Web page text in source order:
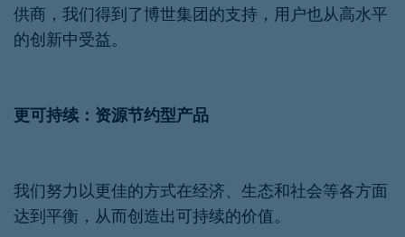
供商，我们得到了博世集团的支持，用户也从高水平
的创新中受益。
更可持续：资源节约型产品
我们努力以更佳的方式在经济、生态和社会等各方面
达到平衡，从而创造出可持续的价值。